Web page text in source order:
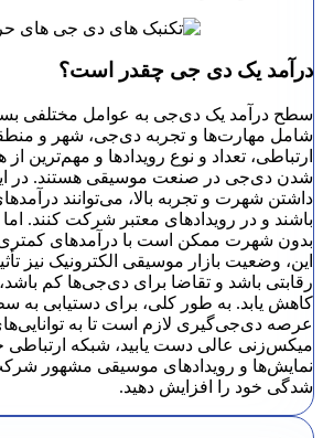
درآمد یک دی جی چقدر است؟
سطح درآمد یک دی‌جی به عوامل مختلفی
شامل مهارت‌ها و تجربه دی‌جی، شهر و
ارتباطی، تعداد و نوع رویدادها و مهم‌ترین
شدن دی‌جی در صنعت موسیقی هستند. در
داشتن شهرت و تجربه بالا، می‌توانند
باشند و در رویدادهای معتبر شرکت کنند.
بدون شهرت ممکن است با درآمدهای کمتری
این، وضعیت بازار موسیقی الکترونیک نیز
رقابتی باشد و تقاضا برای دی‌جی‌ها کم
کاهش یابد. به طور کلی، برای دستیابی به
عرصه دی‌جی‌گیری لازم است تا به
میکس‌زنی عالی دست یابید، شبکه ارتباطی
نمایش‌ها و رویدادهای موسیقی مشهور
شدگی خود را افزایش دهید.